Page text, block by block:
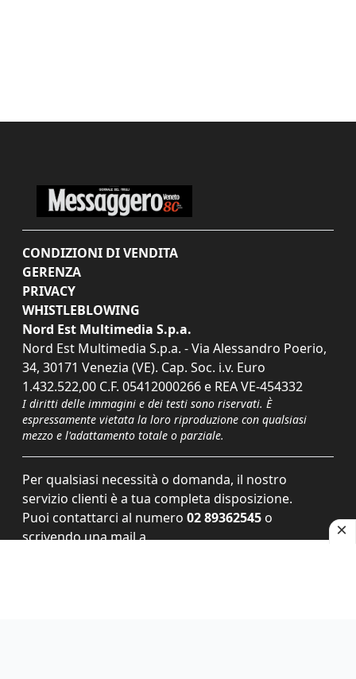
CONDIZIONI DI VENDITA
GERENZA
PRIVACY
WHISTLEBLOWING
Nord Est Multimedia S.p.a.
Nord Est Multimedia S.p.a. - Via Alessandro Poerio,
34, 30171 Venezia (VE). Cap. Soc. i.v. Euro
1.432.522,00 C.F. 05412000266 e REA VE-454332
I diritti delle immagini e dei testi sono riservati. È
espressamente vietata la loro riproduzione con qualsiasi
mezzo e l'adattamento totale o parziale.
Per qualsiasi necessità o domanda, il nostro
servizio clienti è a tua completa disposizione.
Puoi contattarci al numero 02 89362545 o
scrivendo una mail a